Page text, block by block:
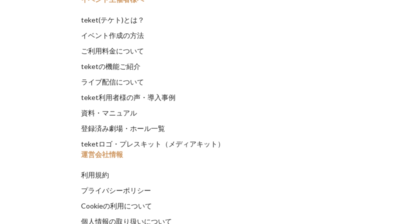
teket(テケト)とは？
イベント作成の方法
ご利用料金について
teketの機能ご紹介
ライブ配信について
teket利用者様の声・導入事例
資料・マニュアル
登録済み劇場・ホール一覧
teketロゴ・プレスキット（メディアキット）
運営会社情報
利用規約
プライバシーポリシー
Cookieの利用について
個人情報の取り扱いについて